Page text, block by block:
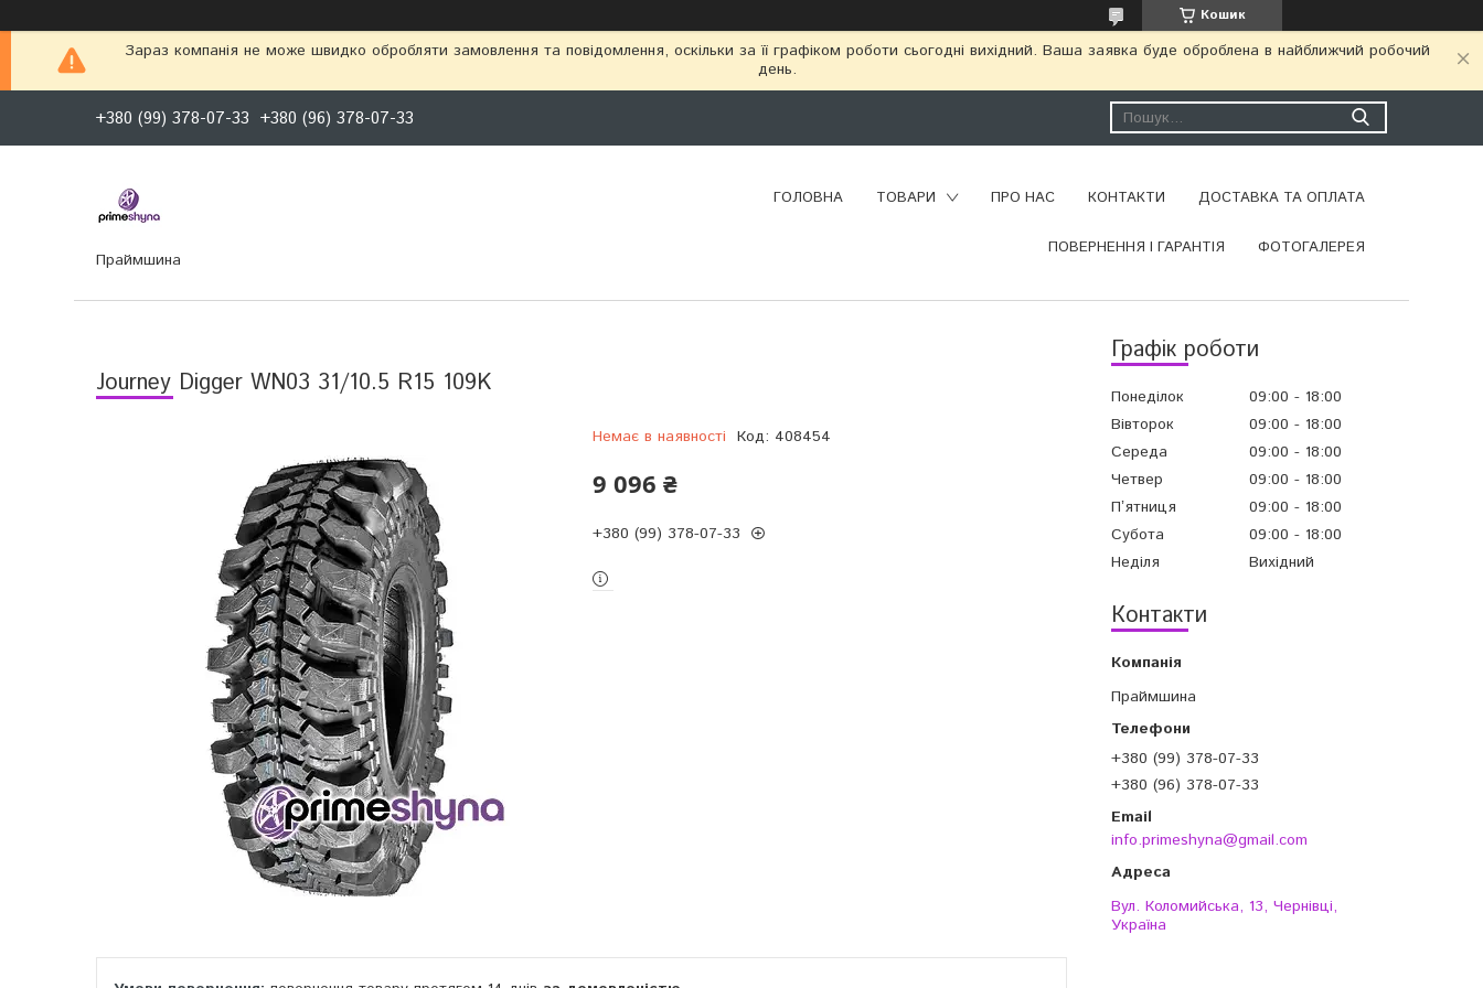
Кошик
Зараз компанія не може швидко обробляти замовлення та повідомлення, оскільки за її графіком роботи сьогодні вихідний. Ваша заявка буде оброблена в найближчий робочий
день.
+380 (99) 378-07-33 +380 (96) 378-07-33
Праймшина
ГОЛОВНА ТОВАРИ ПРО НАС КОНТАКТИ ДОСТАВКА ТА ОПЛАТА
ПОВЕРНЕННЯ І ГАРАНТІЯ ФОТОГАЛЕРЕЯ
Графік роботи
Понеділок 09:00
18:00
Вівторок
09:00
18:00
Середа
09:00
18:00
Четвер
09:00
18:00
Пʼятниця
09:00
18:00
Субота
09:00
18:00
Неділя
Вихідний
Контакти
Праймшина
+380 (99) 378-07-33
+380 (96) 378-07-33
info.primeshyna@gmail.com
Вул. Коломийська, 13, Чернівці,
Україна
Journey Digger WN03 31/10.5 R15 109K
Немає в наявності Код: 408454
9 096 ₴
+380 (99) 378-07-33